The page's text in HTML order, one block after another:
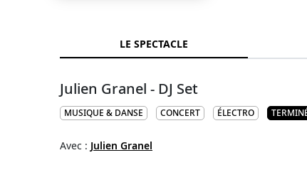
LE SPECTACLE
Julien Granel - DJ Set
MUSIQUE & DANSE CONCERT ÉLECTRO
Avec : Julien Granel